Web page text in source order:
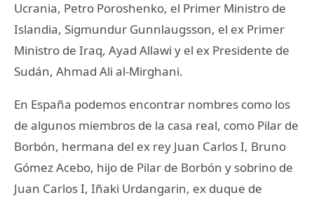
Ucrania, Petro Poroshenko, el Primer Ministro de
Islandia, Sigmundur Gunnlaugsson, el ex Primer
Ministro de Iraq, Ayad Allawi y el ex Presidente de
Sudán, Ahmad Ali al-Mirghani.
En España podemos encontrar nombres como los
de algunos miembros de la casa real, como Pilar de
Borbón, hermana del ex rey Juan Carlos I, Bruno
Gómez Acebo, hijo de Pilar de Borbón y sobrino de
Juan Carlos I, Iñaki Urdangarin, ex duque de